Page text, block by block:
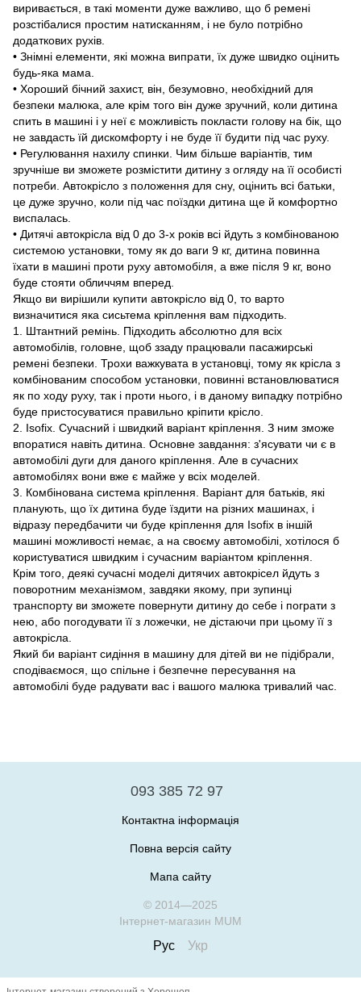
виривається, в такі моменти дуже важливо, що б ремені
розстібалися простим натисканням, і не було потрібно
додаткових рухів.
• Знімні елементи, які можна випрати, їх дуже швидко оцінить
будь-яка мама.
• Хороший бічний захист, він, безумовно, необхідний для
безпеки малюка, але крім того він дуже зручний, коли дитина
спить в машині і у неї є можливість покласти голову на бік, що
не завдасть їй дискомфорту і не буде її будити під час руху.
• Регулювання нахилу спинки. Чим більше варіантів, тим
зручніше ви зможете розмістити дитину з огляду на її особисті
потреби. Автокрісло з положення для сну, оцінить всі батьки,
це дуже зручно, коли під час поїздки дитина ще й комфортно
виспалась.
• Дитячі автокрісла від 0 до 3-х років всі йдуть з комбінованою
системою установки, тому як до ваги 9 кг, дитина повинна
їхати в машині проти руху автомобіля, а вже після 9 кг, воно
буде стояти обличчям вперед.
Якщо ви вирішили купити автокрісло від 0, то варто
визначитися яка сисьтема кріплення вам підходить.
1. Штантний ремінь. Підходить абсолютно для всіх
автомобілів, головне, щоб ззаду працювали пасажирські
ремені безпеки. Трохи важкувата в установці, тому як крісла з
комбінованим способом установки, повинні встановлюватися
як по ходу руху, так і проти нього, і в даному випадку потрібно
буде пристосуватися правильно кріпити крісло.
2. Isofix. Сучасний і швидкий варіант кріплення. З ним зможе
впоратися навіть дитина. Основне завдання: з'ясувати чи є в
автомобілі дуги для даного кріплення. Але в сучасних
автомобілях вони вже є майже у всіх моделей.
3. Комбінована система кріплення. Варіант для батьків, які
планують, що їх дитина буде їздити на різних машинах, і
відразу передбачити чи буде кріплення для Isofix в іншій
машині можливості немає, а на своєму автомобілі, хотілося б
користуватися швидким і сучасним варіантом кріплення.
Крім того, деякі сучасні моделі дитячих автокрісел йдуть з
поворотним механізмом, завдяки якому, при зупинці
транспорту ви зможете повернути дитину до себе і пограти з
нею, або погодувати її з ложечки, не дістаючи при цьому її з
автокрісла.
Який би варіант сидіння в машину для дітей ви не підібрали,
сподіваємося, що спільне і безпечне пересування на
автомобілі буде радувати вас і вашого малюка тривалий час.
093 385 72 97
Контактна інформація
Повна версія сайту
Мапа сайту
© 2014—2025
Інтернет-магазин MUM
Рус Укр